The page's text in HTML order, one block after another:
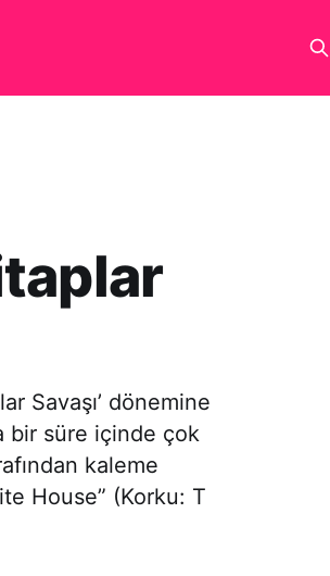
Savaşı’ dönemine
bir süre içinde çok
kaleme
House” (Korku: T